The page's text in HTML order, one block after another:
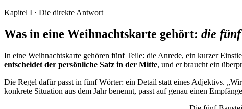
Kapitel I · Die direkte Antwort
Was in eine Weihnachtskarte gehört: die
In eine Weihnachtskarte gehören fünf Teile: die Anrede, ein kurzer
entscheidet der persönliche Satz in der Mitte, und er braucht ein
Die Regel dafür passt in fünf Wörter: ein Detail statt eines Adjektivs.
konkrete Situation aus dem Jahr benennt, passt auf genau einen